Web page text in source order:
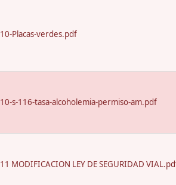
10-Placas-verdes.pdf
10-s-116-tasa-alcoholemia-permiso-am.pdf
11 MODIFICACION LEY DE SEGURIDAD